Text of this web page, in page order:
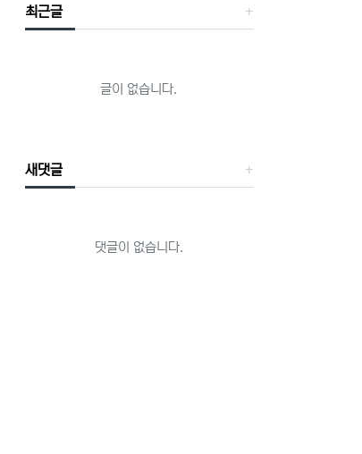
최근글
글이 없습니다.
새댓글
댓글이 없습니다.